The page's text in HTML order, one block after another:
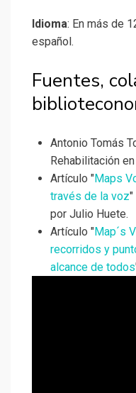
Idioma: En más de
español.
Fuentes,
Antonio Tomás
Rehabilitación en
Artículo "Maps
través de la voz"
por Julio Huete.
Artículo "Map´s
recorridos y
alcance de todos